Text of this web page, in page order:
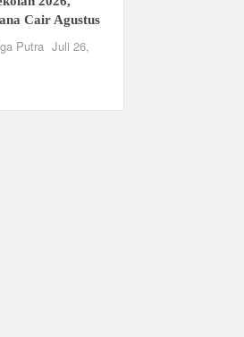
Cair Agustus
Putra Juli 26,